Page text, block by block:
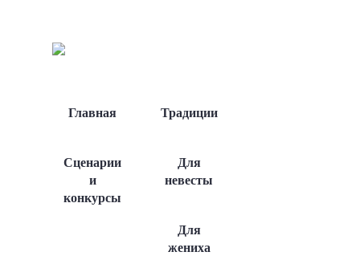
Главная Традиции
Сценарии
и
конкурсы
Для
невесты
Для
жениха